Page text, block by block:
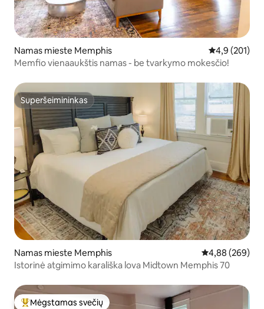
Namas mieste Memphis Vidutinis
4,9 (201)
Memfio vienaaukštis namas - be tvarkymo mokesčio!
Superšeimininkas
Superšeimininkas
Namas mieste Memphis Vidutinis
4,88 (269)
Istorinė atgimimo karališka lova Midtown Memphis 70
Mėgstamas svečių